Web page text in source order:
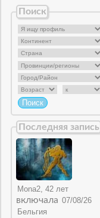
Поиск
Последняя запись
включала